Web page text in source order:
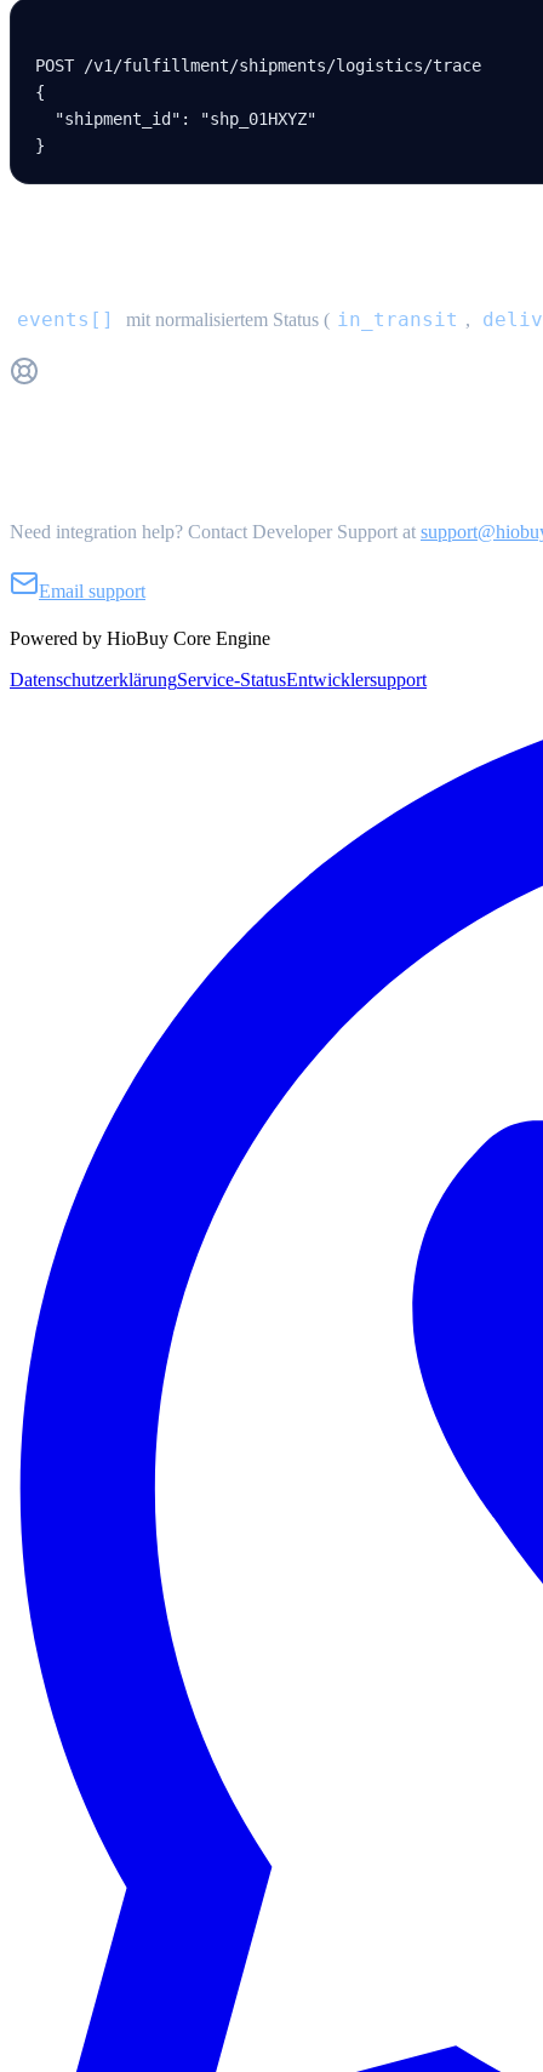
POST /v1 /fulfillment/shipments/logistics/trace
{
  "shipment_id"
:
"shp_01HXYZ"
}
events[] mit normalisiertem Status ( in_transit ,
Need integration help? Contact Developer Support at
Email support
Powered by HioBuy Core Engine
DatenschutzerklärungService-StatusEntwicklersupport